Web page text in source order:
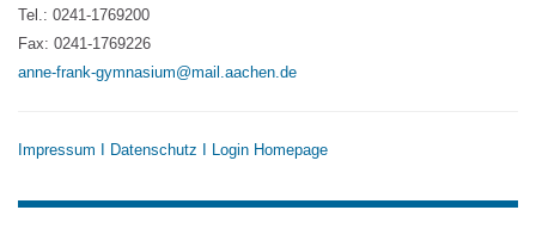
Tel.: 0241-1769200
Fax: 0241-1769226
anne-frank-gymnasium@mail.aachen.de
Impressum Datenschutz Login Homepage